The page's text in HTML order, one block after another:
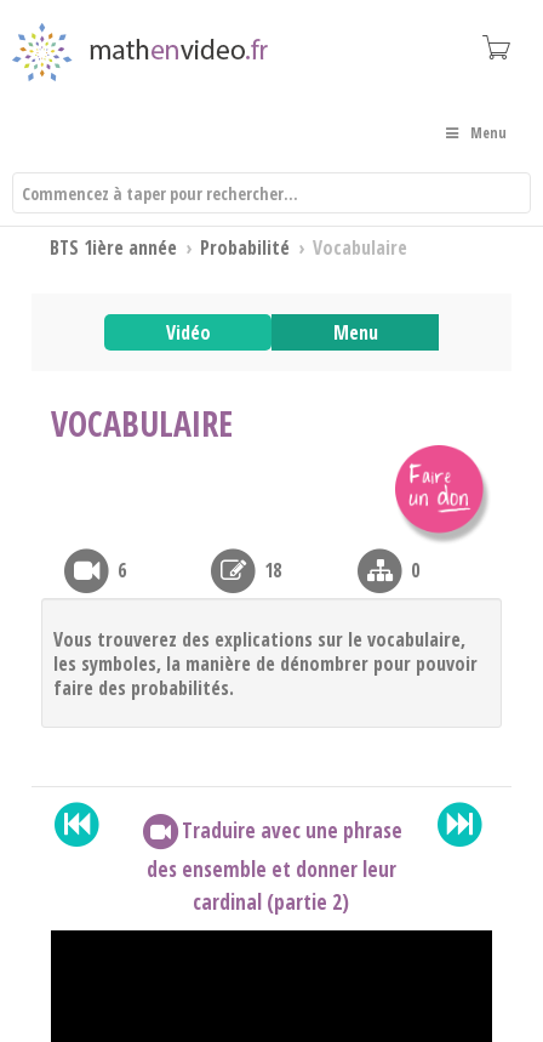
Menu
BTS 1ière année › Probabilité › Vocabulaire
Vidéo Menu
VOCABULAIRE
6 18 0
Vous trouverez des explications sur le vocabulaire,
les symboles, la manière de dénombrer pour pouvoir
faire des probabilités.
Traduire avec une phrase
des ensemble et donner leur
cardinal (partie 2)